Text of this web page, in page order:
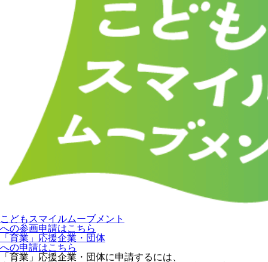
こどもスマイルムーブメント
への参画申請はこちら
「育業」応援企業・団体
への申請はこちら
「育業」応援企業・団体に申請するには、